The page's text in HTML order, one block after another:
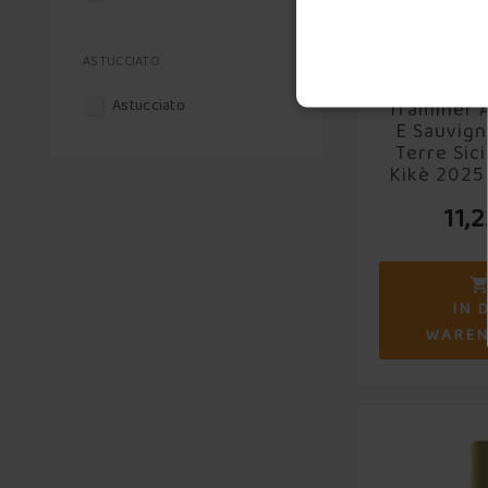
ASTUCCIATO
Astucciato Traminer
E
Terre
Kikè 2025

IN